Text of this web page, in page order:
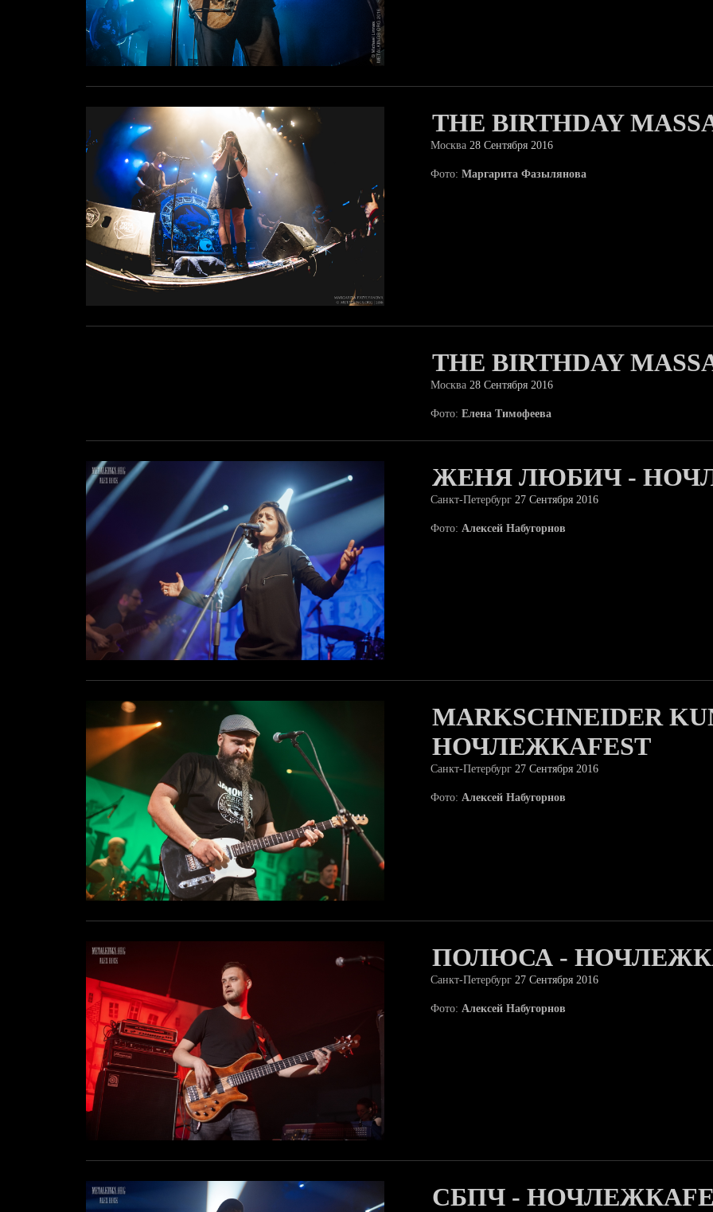
THE BIRTHDAY
Москва 28 Сентября 2016
Фото: Маргарита Фазылянова
THE BIRTHDAY
Москва 28 Сентября 2016
Фото: Елена Тимофеева
ЖЕНЯ ЛЮБИЧ -
Санкт-Петербург 27 Сентября 2016
Фото: Алексей Набугорнов
MARKSCHNEIDER
НОЧЛЕЖКАFEST
Санкт-Петербург 27 Сентября 2016
Фото: Алексей Набугорнов
ПОЛЮСА -
Санкт-Петербург 27 Сентября 2016
Фото: Алексей Набугорнов
СБПЧ -